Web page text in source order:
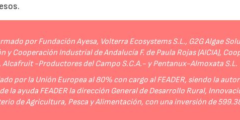
por Fundación Ayesa, Volterra Ecosystems S.L., G2G Algae
y Cooperación Industrial de Andalucía F. de Paula Rojas (AICIA),
-Productores del Campo S.C.A.- y Pentanux-Almoxata S.L.
por la Unión Europea al 80% con cargo al FEADER, siendo la
la ayuda FEADER la dirección General de Desarrollo Rural,
de Agricultura, Pesca y Alimentación, con una inversión de